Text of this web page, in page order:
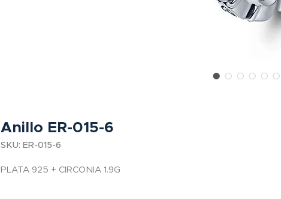
Anillo ER-015-6
SKU: ER-015-6
PLATA 925 + CIRCONIA 1.9G